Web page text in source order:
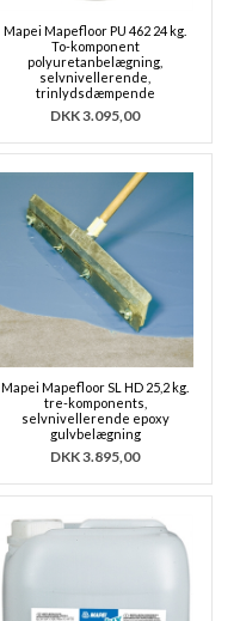
Mapei Mapefloor PU 462 24 kg.
To-komponent
polyuretanbelægning,
selvnivellerende,
trinlydsdæmpende
DKK3.095,00
Mapei Mapefloor SL HD 25,2 kg.
tre-komponents,
selvnivellerende epoxy
gulvbelægning
DKK3.895,00